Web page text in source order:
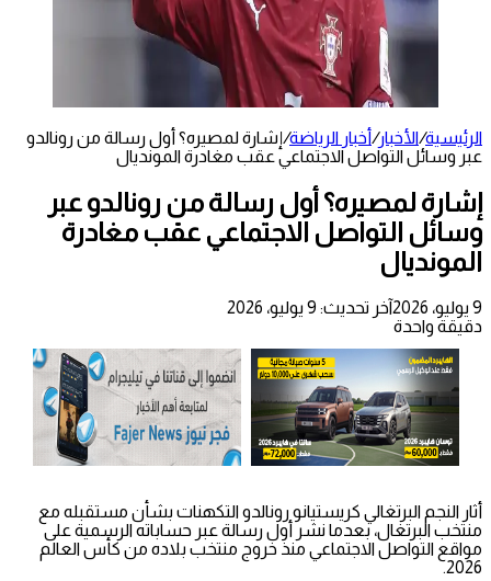
الرئيسية/الأخبار/أخبار الرياضة/إشارة لمصيره؟ أول رسالة من رونالدو
عبر وسائل التواصل الاجتماعي عقب مغادرة المونديال
إشارة لمصيره؟ أول رسالة من رونالدو عبر
وسائل التواصل الاجتماعي عقب مغادرة
المونديال
9 يوليو، 2026
آخر تحديث: 9 يوليو، 2026
دقيقة واحدة
أثار النجم البرتغالي كريستيانو رونالدو التكهنات بشأن مستقبله مع
منتخب البرتغال، بعدما نشر أول رسالة عبر حساباته الرسمية على
مواقع التواصل الاجتماعي منذ خروج منتخب بلاده من كأس العالم
2026.